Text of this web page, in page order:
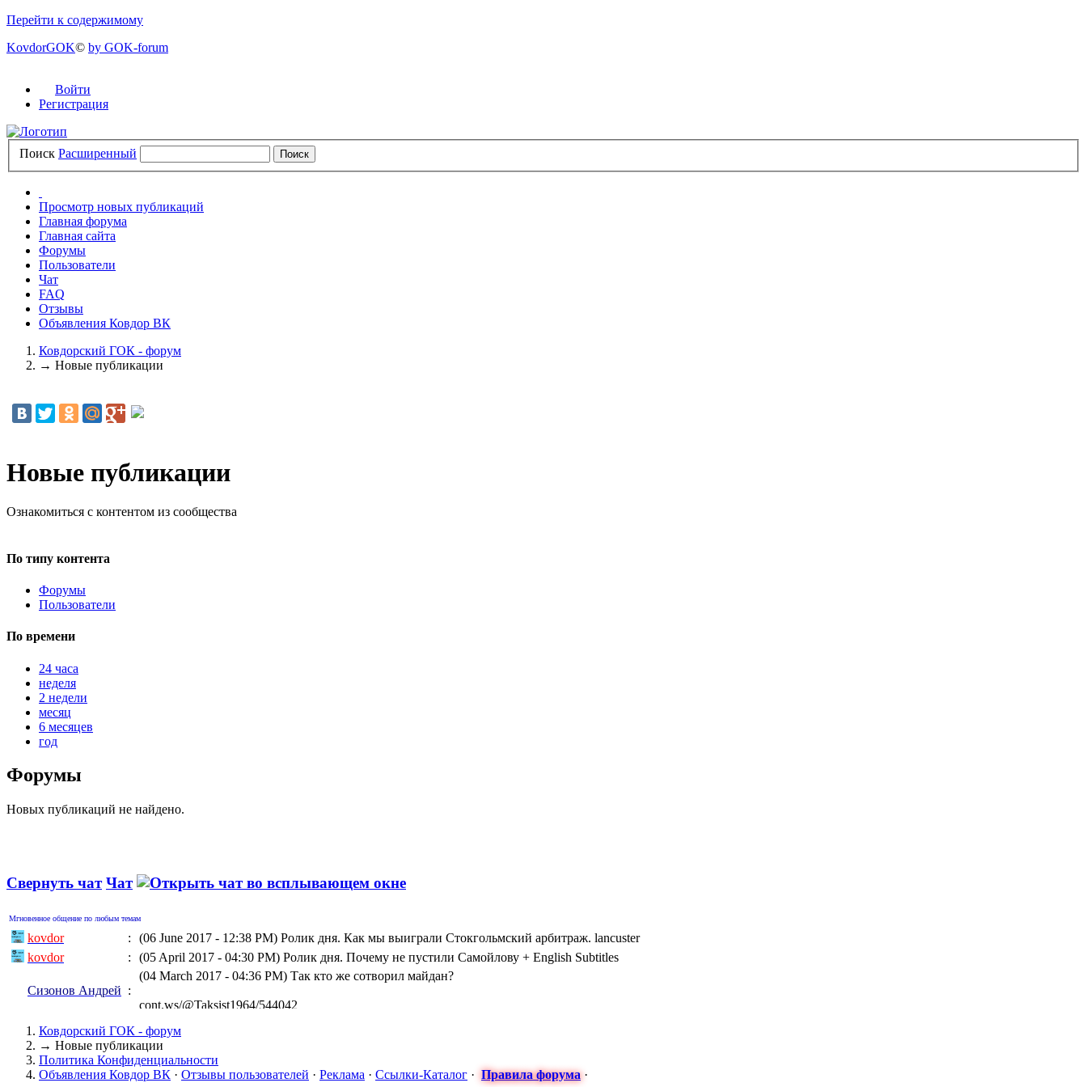
Перейти к содержимому
KovdorGOK© by GOK-forum
Войти
Регистрация
Поиск Расширенный
Просмотр новых публикаций
Главная форума
Главная сайта
Форумы
Пользователи
Чат
FAQ
Отзывы
Объявления Ковдор ВК
Ковдорский ГОК - форум
→ Новые публикации
Новые публикации
Ознакомиться с контентом из сообщества
По типу контента
Форумы
Пользователи
По времени
24 часа
неделя
2 недели
месяц
6 месяцев
год
Форумы
Новых публикаций не найдено.
Свернуть чат Чат
Мгновенное общение по любым темам
kovdor : (06 June 2017 - 12:38 PM) Ролик дня. Как мы выиграли Стокгольмский арбитраж. lancuster
kovdor
: (05 April 2017 - 04:30 PM) Ролик дня. Почему не пустили Самойлову + English Subtitles
Сизонов Андрей :
(04 March 2017 - 04:36 PM) Так кто же сотворил майдан?
cont.ws/@Taksist1964/544042
kovdor
: (04 March 2017 - 01:06 AM)
kovdor
: (15 February 2017 - 10:32 PM)
kovdor
: (05 January 2017 - 07:17 PM)
kovdor
: (19 December 2016 - 08:13 PM) Дороги карьера в постоянном уходе
Ковдорский ГОК - форум
→ Новые публикации
Политика Конфиденциальности
Объявления Ковдор ВК · Отзывы пользователей · Реклама · Ссылки-Каталог · Правила форума·